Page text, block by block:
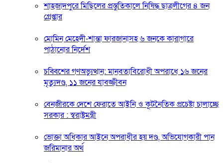
শাহজাদপুরে মিছিলের প্রস্তুতিকালে নিষিদ্ধ ছাত্রলীগের ৪ জন
গ্রেপ্তার
মোমিন মেহেদী-শান্তা ফারজানাসহ ৬ জনকে কারাগারে
পাঠানোর নির্দেশ
চব্বিশের গণঅভ্যুত্থান: মানবতাবিরোধী অপরাধে ১৬ জনের
মৃত্যুদণ্ড, ১১ জনের যাবজ্জীবন
বেনজীরকে দেশে ফেরাতে আইনি ও কূটনৈতিক প্রচেষ্টা চালাচ্ছে
সরকার : স্বরাষ্ট্রমন্ত্রী
ভোক্তা অধিকার আইনে অপরাধীর হয় দণ্ড, অভিযোগকারী পান
জরিমানার অর্থ